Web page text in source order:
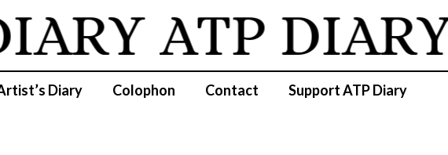
ATP DIARY
Diary Colophon Contact Support ATP Diary